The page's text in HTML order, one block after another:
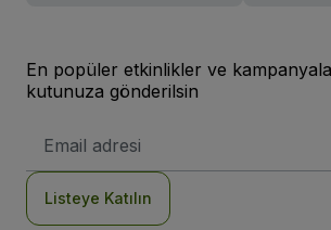
En popüler etkinlikler ve
kutunuza gönderilsin
posta
Listeye Katılın